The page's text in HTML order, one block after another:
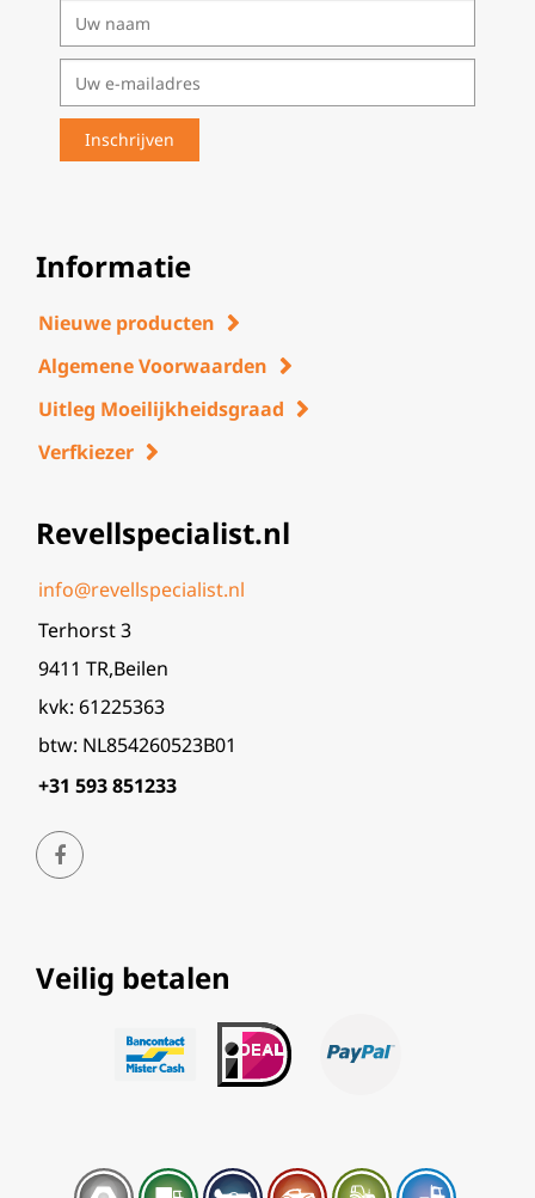
Informatie
Nieuwe producten
Algemene Voorwaarden
Uitleg Moeilijkheidsgraad
Verfkiezer
Revellspecialist.nl
info@revellspecialist.nl
Terhorst 3
9411 TR,Beilen
kvk: 61225363
btw: NL854260523B01
+31 593 851233
Veilig betalen